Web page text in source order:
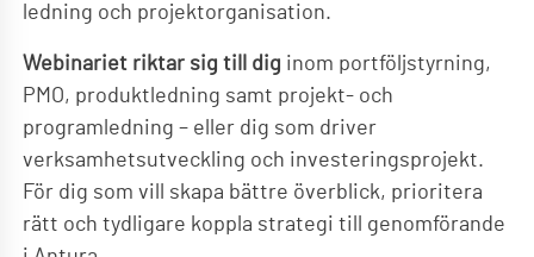
ledning och projektorganisation.
Webinariet riktar sig till dig inom portföljstyrning,
PMO, produktledning samt projekt- och
programledning – eller dig som driver
verksamhetsutveckling och investeringsprojekt.
För dig som vill skapa bättre överblick, prioritera
rätt och tydligare koppla strategi till genomförande